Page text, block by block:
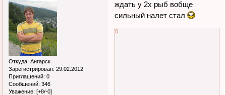
Откуда: Ангарск
Зарегистрирован: 29.02.2012
Приглашений: 0
Сообщений: 346
Уважение: [+8/-0]
ждать у 2х рыб вобще
сильный налет стал
0